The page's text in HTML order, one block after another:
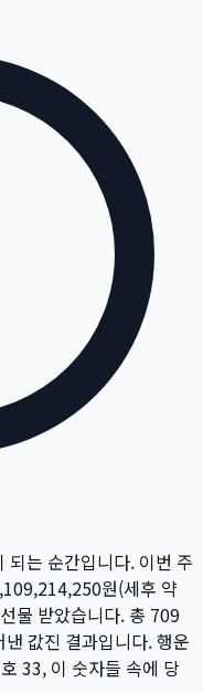
되는 순간입니다. 이번 주
원(세후 약
물 받았습니다. 총 709
값진 결과입니다. 행운
33, 이 숫자들 속에 당